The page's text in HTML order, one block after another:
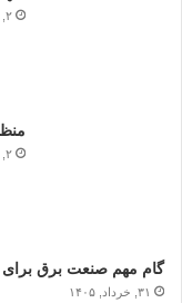
۲, تیر, ۱۴۰۵
۲, تیر, ۱۴۰۵
گام مهم صنعت برق برای
۳۱, خرداد, ۱۴۰۵